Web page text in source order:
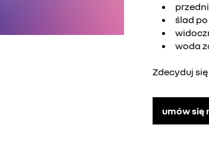
ślad
woda
Zdecyduj
umów się